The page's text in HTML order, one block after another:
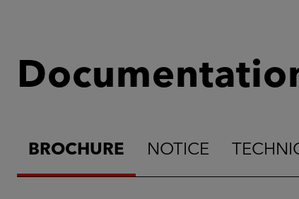
BROCHURE NOTICE